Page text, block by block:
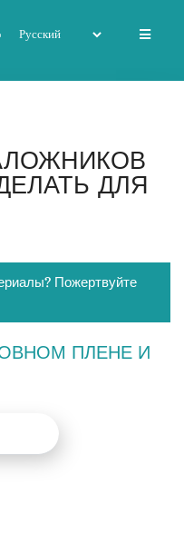
ДЛЯ
Пожертвуйте
ПЛЕНЕ И